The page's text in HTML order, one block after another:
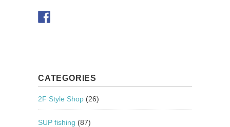
CATEGORIES
2F Style Shop (26)
SUP fishing (87)